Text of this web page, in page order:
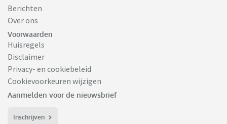
Berichten
Over ons
Voorwaarden
Huisregels
Disclaimer
Privacy- en cookiebeleid
Cookievoorkeuren wijzigen
Aanmelden voor de nieuwsbrief
Inschrijven